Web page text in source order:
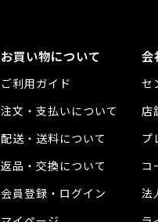
お買い物について
ご利用ガイド
注文・支払いについて
配送・送料について
返品・交換について
会員登録・ログイン
会
セ
店
プ
コ
法